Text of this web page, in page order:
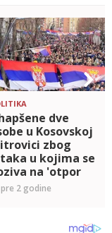
dve
u Kosovskoj
zbog
u kojima se
na 'otpor
policiji'
pre 2 godine